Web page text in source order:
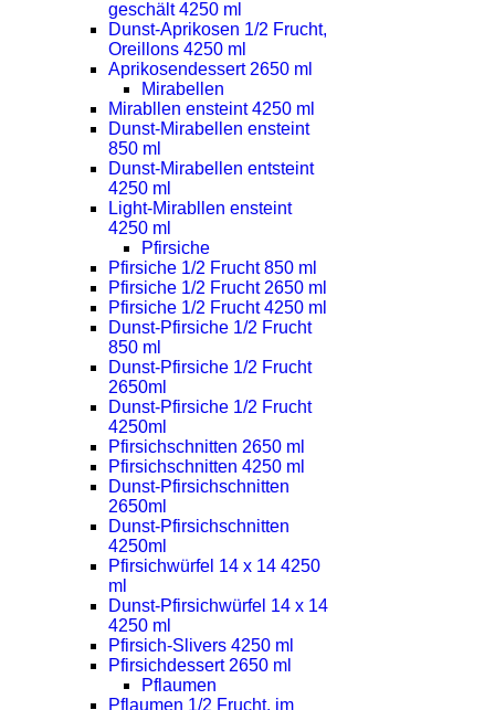
geschält 4250 ml
Dunst-Aprikosen 1/2 Frucht,
Oreillons 4250 ml
Aprikosendessert 2650 ml
Mirabellen
Mirabllen ensteint 4250 ml
Dunst-Mirabellen ensteint
850 ml
Dunst-Mirabellen entsteint
4250 ml
Light-Mirabllen ensteint
4250 ml
Pfirsiche
Pfirsiche 1/2 Frucht 850 ml
Pfirsiche 1/2 Frucht 2650 ml
Pfirsiche 1/2 Frucht 4250 ml
Dunst-Pfirsiche 1/2 Frucht
850 ml
Dunst-Pfirsiche 1/2 Frucht
2650ml
Dunst-Pfirsiche 1/2 Frucht
4250ml
Pfirsichschnitten 2650 ml
Pfirsichschnitten 4250 ml
Dunst-Pfirsichschnitten
2650ml
Dunst-Pfirsichschnitten
4250ml
Pfirsichwürfel 14 x 14 4250
ml
Dunst-Pfirsichwürfel 14 x 14
4250 ml
Pfirsich-Slivers 4250 ml
Pfirsichdessert 2650 ml
Pflaumen
Pflaumen 1/2 Frucht, im